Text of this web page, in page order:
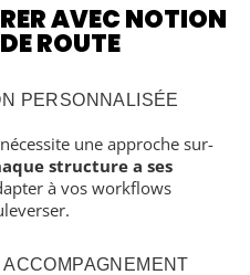
AVEC NOTION
ROUTE
PERSONNALISÉE
une approche sur-
structure a ses
à vos workflows